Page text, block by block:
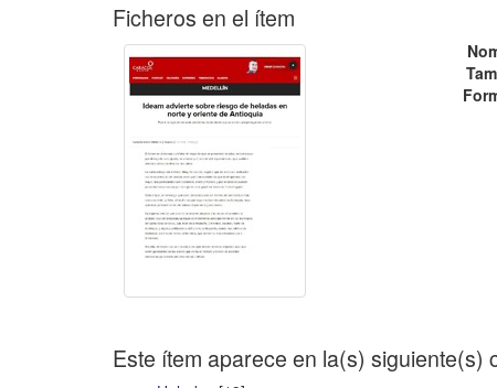
Ficheros en el ítem
Este ítem aparece en la(s) siguiente(s)